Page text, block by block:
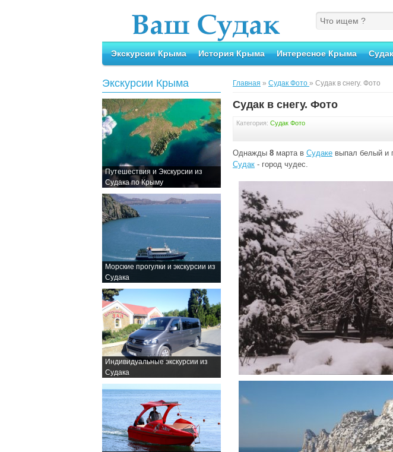
Экскурсии Крыма История Крыма Интересное Крыма Судак
Экскурсии Крыма
Путешествия и Экскурсии из
Судака по Крыму
Морские прогулки и экскурсии из
Судака
Индивидуальные экскурсии из
Судака
Главная » Судак Фото » Судак в снегу. Фото
Судак в снегу. Фото
Категория: Судак Фото
Однажды 8 марта в Судаке выпал белый и
Судак - город чудес.